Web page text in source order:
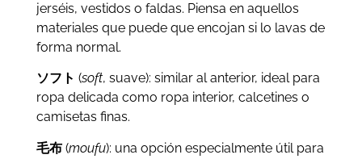
jerséis, vestidos o faldas. Piensa en aquellos
materiales que puede que encojan si lo lavas de
forma normal.
ソフト (soft, suave): similar al anterior, ideal para
ropa delicada como ropa interior, calcetines o
camisetas finas.
毛布(moufu): una opción especialmente útil para